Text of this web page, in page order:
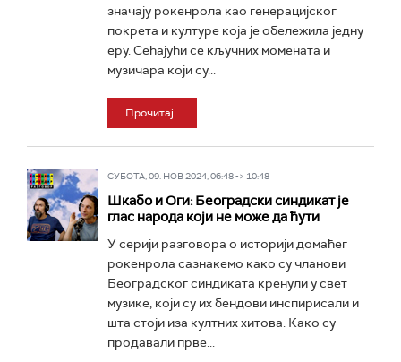
значају рокенрола као генерацијског
покрета и културе која је обележила једну
еру. Сећајући се кључних момената и
музичара који су...
Прочитај
СУБОТА, 09. НОВ 2024, 06:48 -> 10:48
Шкабо и Оги: Београдски синдикат је
глас народа који не може да ћути
У серији разговора о историји домаћег
рокенрола сазнакемо како су чланови
Београдског синдиката кренули у свет
музике, који су их бендови инспирисали и
шта стоји иза култних хитова. Како су
продавали прве...